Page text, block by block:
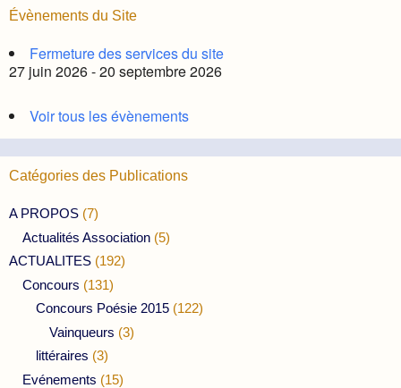
Évènements du Site
Fermeture des services du site
27 juin 2026 - 20 septembre 2026
Voir tous les évènements
Catégories des Publications
A PROPOS (7)
Actualités Association (5)
ACTUALITES (192)
Concours (131)
Concours Poésie 2015 (122)
Vainqueurs (3)
littéraires (3)
Evénements (15)